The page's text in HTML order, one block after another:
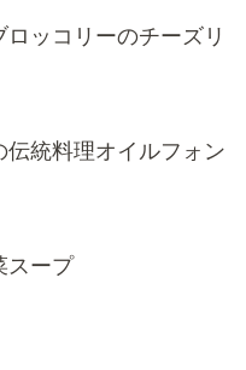
ッコリーのチーズリ
統料理オイルフォン
スープ